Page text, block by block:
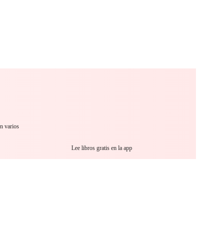
varios
Lee libros gratis en la app